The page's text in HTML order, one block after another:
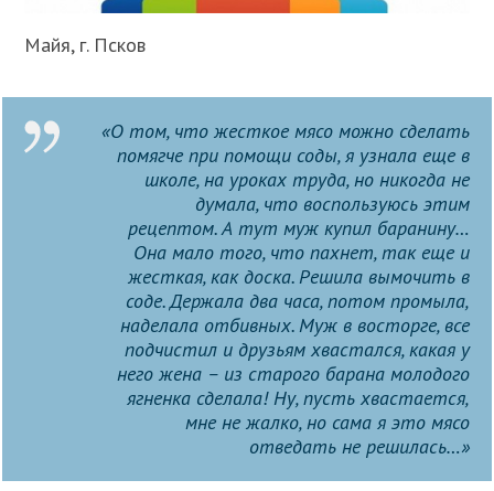
Майя, г. Псков
«О том, что жесткое мясо можно сделать
помягче при помощи соды, я узнала еще в
школе, на уроках труда, но никогда не
думала, что воспользуюсь этим
рецептом. А тут муж купил баранину…
Она мало того, что пахнет, так еще и
жесткая, как доска. Решила вымочить в
соде. Держала два часа, потом промыла,
наделала отбивных. Муж в восторге, все
подчистил и друзьям хвастался, какая у
него жена – из старого барана молодого
ягненка сделала! Ну, пусть хвастается,
мне не жалко, но сама я это мясо
отведать не решилась…»